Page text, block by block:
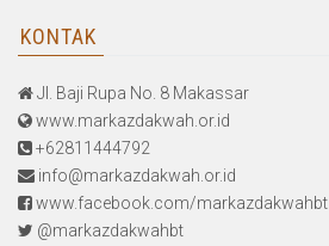
KONTAK
Jl. Baji Rupa No. 8 Makassar
www.markazdakwah.or.id
+62811444792
info@markazdakwah.or.id
www.facebook.com/markazdakwahbt
@markazdakwahbt